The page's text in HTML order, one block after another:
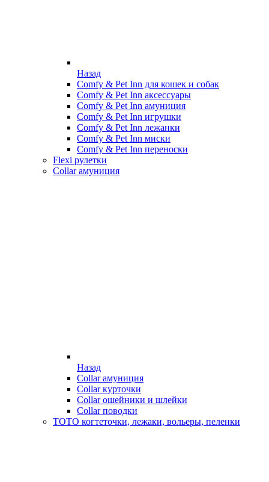
Назад
Comfy & Pet Inn для кошек и собак
Comfy & Pet Inn аксессуары
Comfy & Pet Inn амуниция
Comfy & Pet Inn игрушки
Comfy & Pet Inn лежанки
Comfy & Pet Inn миски
Comfy & Pet Inn переноски
Flexi рулетки
Collar амуниция
Назад
Collar амуниция
Collar курточки
Collar ошейники и шлейки
Collar поводки
ТОТО когтеточки, лежаки, вольеры, пеленки